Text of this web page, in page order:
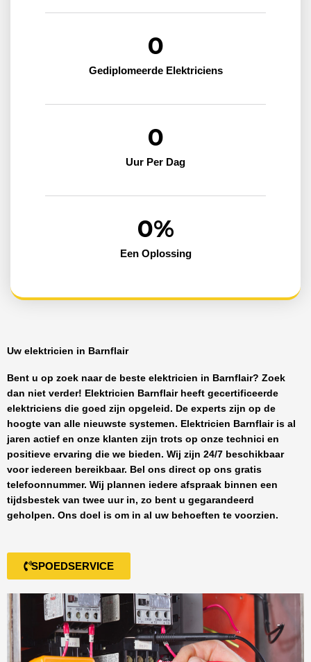
Gediplomeerde Elektriciens
0
Uur Per Dag
0
Een Oplossing
0%
Uw elektricien in Barnflair
Bent u op zoek naar de beste elektricien in Barnflair? Zoek
dan niet verder! Elektricien Barnflairheeft gecertificeerde
elektriciens die goed zijn opgeleid. De experts zijn op de
hoogte van alle nieuwste systemen. Elektricien Barnflairis al
jaren actief en onze klanten zijn trots op onze technici en
positieve ervaring die we bieden. Wij zijn 24/7 beschikbaar
voor iedereen bereikbaar. Bel ons direct op ons gratis
telefoonnummer. Wij plannen iedere afspraak binnen een
tijdsbestek van twee uur in, zo bent u gegarandeerd
geholpen. Ons doel is om in al uw behoeften te voorzien.
SPOEDSERVICE